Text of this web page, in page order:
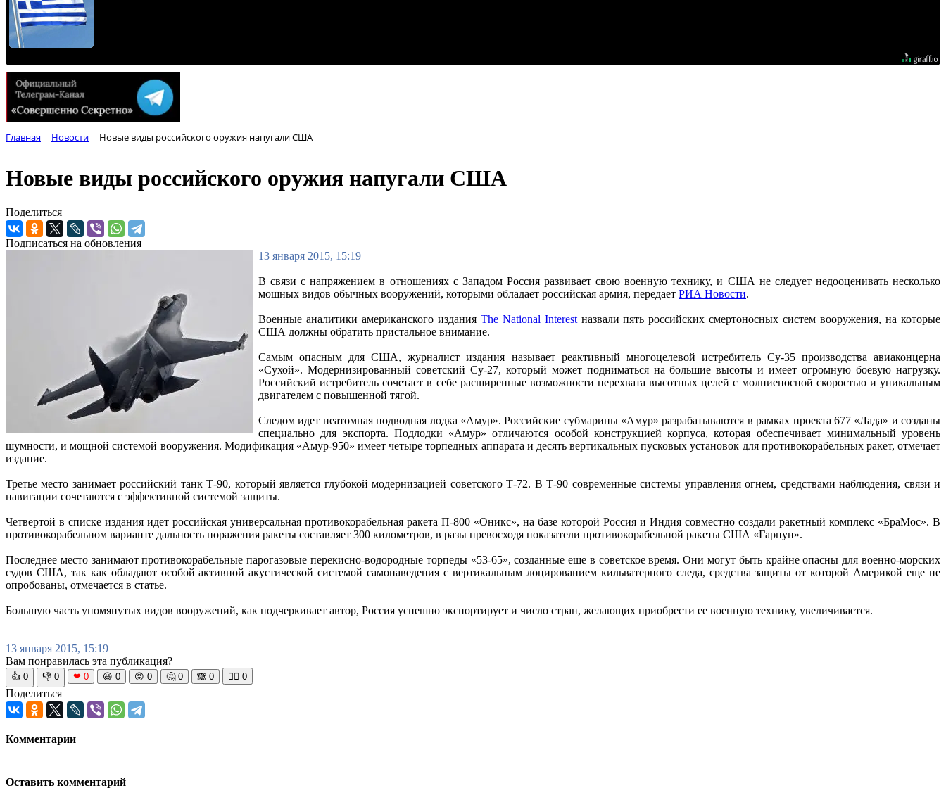
Главная Новости Новые виды российского оружия напугали США
Новые виды российского оружия напугали США
Поделиться
Подписаться на обновления
13 января 2015, 15:19
В связи с напряжением в отношениях с Западом Россия развивает свою военную технику, и США не следует недооценивать несколько
мощных видов обычных вооружений, которыми обладает российская армия, передает РИА Новости.
Военные аналитики американского издания The National Interestназвали пять российских смертоносных систем вооружения, на которые
США должны обратить пристальное внимание.
Самым опасным для США, журналист издания называет реактивный многоцелевой истребитель Су-35 производства авиаконцерна
«Сухой». Модернизированный советский Су-27, который может подниматься на большие высоты и имеет огромную боевую нагрузку.
Российский истребитель сочетает в себе расширенные возможности перехвата высотных целей с молниеносной скоростью и уникальным
двигателем с повышенной тягой.
Следом идет неатомная подводная лодка «Амур». Российские субмарины «Амур» разрабатываются в рамках проекта 677 «Лада» и созданы
специально для экспорта. Подлодки «Амур» отличаются особой конструкцией корпуса, которая обеспечивает минимальный уровень
шумности, и мощной системой вооружения. Модификация «Амур-950» имеет четыре торпедных аппарата и десять вертикальных пусковых установок для противокорабельных ракет, отмечает
издание.
Третье место занимает российский танк Т-90, который является глубокой модернизацией советского Т-72. В Т-90 современные системы управления огнем, средствами наблюдения, связи и
навигации сочетаются с эффективной системой защиты.
Четвертой в списке издания идет российская универсальная противокорабельная ракета П-800 «Оникс», на базе которой Россия и Индия совместно создали ракетный комплекс «БраМос». В
противокорабельном варианте дальность поражения ракеты составляет 300 километров, в разы превосходя показатели противокорабельной ракеты США «Гарпун».
Последнее место занимают противокорабельные парогазовые перекисно-водородные торпеды «53-65», созданные еще в советское время. Они могут быть крайне опасны для военно-морских
судов США, так как обладают особой активной акустической системой самонаведения с вертикальным лоцированием кильватерного следа, средства защиты от которой Америкой еще не
опробованы, отмечается в статье.
Большую часть упомянутых видов вооружений, как подчеркивает автор, Россия успешно экспортирует и число стран, желающих приобрести ее военную технику, увеличивается.
13 января 2015, 15:19
Вам понравилась эта публикация?
👍 0 👎 0 ❤ 0 😆 0 😡 0 🤔 0 🙈 0 🧘‍♀️ 0
Поделиться
Комментарии
Оставить комментарий